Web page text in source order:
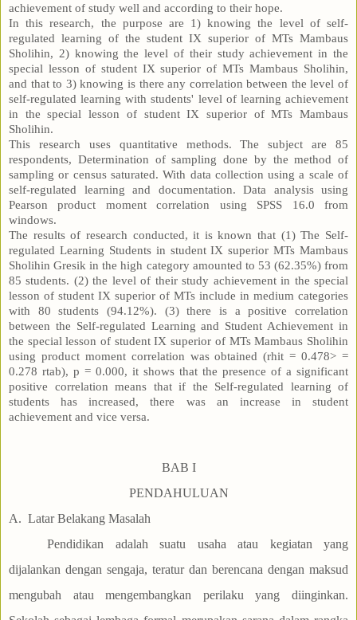
achievement of study well and according to their hope.
In this research, the purpose are 1) knowing the level of self-
regulated learning of the student IX superior of MTs Mambaus
Sholihin, 2) knowing the level of their study achievement in the
special lesson of student IX superior of MTs Mambaus Sholihin,
and that to 3) knowing is there any correlation between the level of
self-regulated learning with students' level of learning achievement
in the special lesson of student IX superior of MTs Mambaus
Sholihin.
This research uses quantitative methods. The subject are 85
respondents, Determination of sampling done by the method of
sampling or census saturated. With data collection using a scale of
self-regulated learning and documentation. Data analysis using
Pearson product moment correlation using SPSS 16.0 from
windows.
The results of research conducted, it is known that (1) The Self-
regulated Learning Students in student IX superior MTs Mambaus
Sholihin Gresik in the high category amounted to 53 (62.35%) from
85 students. (2) the level of their study achievement in the special
lesson of student IX superior of MTs include in medium categories
with 80 students (94.12%). (3) there is a positive correlation
between the Self-regulated Learning and Student Achievement in
the special lesson of student IX superior of MTs Mambaus Sholihin
using product moment correlation was obtained (rhit = 0.478> =
0.278 rtab), p = 0.000, it shows that the presence of a significant
positive correlation means that if the Self-regulated learning of
students has increased, there was an increase in student
achievement and vice versa.
BAB I
PENDAHULUAN
A. Latar Belakang Masalah
Pendidikan adalah suatu usaha atau kegiatan yang
dijalankan dengan sengaja, teratur dan berencana dengan maksud
mengubah atau mengembangkan perilaku yang diinginkan.